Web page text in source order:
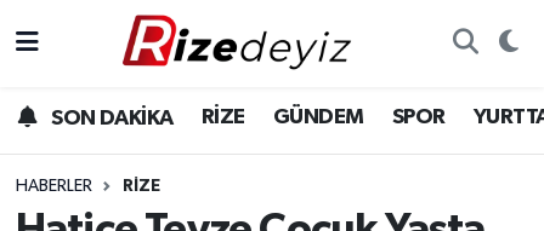
SON DAKİKA RİZE GÜNDEM SPOR
HABERLER RIZE
Gündem
Yurttan Haberler
Rize Hava Durumu
Rize Trafik Yoğunluk Haritası